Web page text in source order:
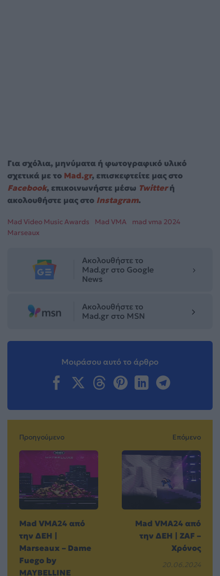
Για σχόλια, μηνύματα ή φωτογραφικό υλικό
σχετικά με το Mad.gr, επισκεφτείτε μας στο
Facebook, επικοινωνήστε μέσω Twitterή
ακολουθήστε μας στο Instagram.
Mad Video Music Awards Mad VMA
mad vma 2024
Marseaux
Ακολουθήστε το
Mad.gr στο Google
News
Ακολουθήστε το
Mad.gr στο MSN
Μοιράσου αυτό το άρθρο
Προηγούμενο
Mad VMA24 από
την ΔΕΗ |
Marseaux – Dame
Fuego by
MAYBELLINE
Επόμενο
Mad VMA24 από
την ΔΕΗ | ZAF –
Χρόνος
20.06.2024